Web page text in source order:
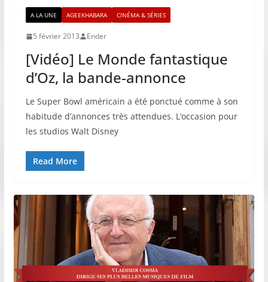
A LA UNE AGEEKHABARA CINÉMA & SÉRIES
5 février 2013 Ender
[Vidéo] Le Monde fantastique
d’Oz, la bande-annonce
Le Super Bowl américain a été ponctué comme à son
habitude d’annonces très attendues. L’occasion pour
les studios Walt Disney
Read More